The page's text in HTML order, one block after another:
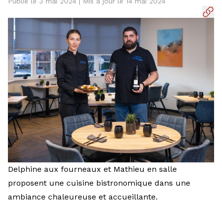
Delphine aux fourneaux et Mathieu en salle
proposent une cuisine bistronomique dans une
ambiance chaleureuse et accueillante.